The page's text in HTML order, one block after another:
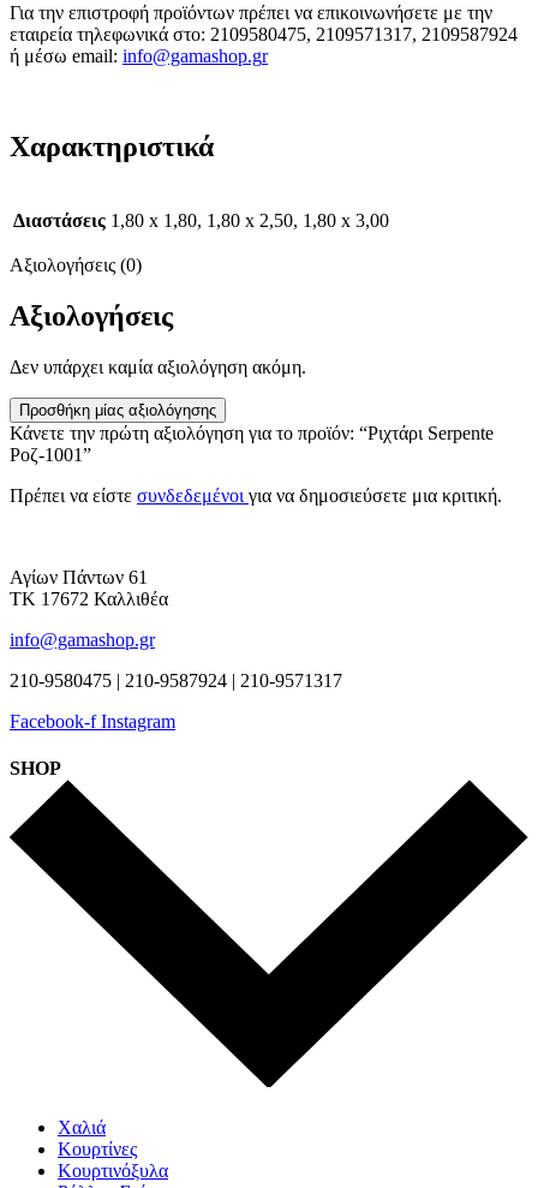
Για την επιστροφή προϊόντων πρέπει να επικοινωνήσετε με την
εταιρεία τηλεφωνικά στο: 2109580475, 2109571317, 2109587924
ή μέσω email: info@gamashop.gr
Χαρακτηριστικά
Διαστάσεις 1,80 x 1,80, 1,80 x 2,50, 1,80 x 3,00
Αξιολογήσεις (0)
Αξιολογήσεις
Δεν υπάρχει καμία αξιολόγηση ακόμη.
Προσθήκη μίας αξιολόγησης
Κάνετε την πρώτη αξιολόγηση για το προϊόν: “Ριχτάρι Serpente
Ροζ-1001”
Πρέπει να είστε συνδεδεμένοι για να δημοσιεύσετε μια κριτική.
Αγίων Πάντων 61
ΤΚ 17672 Καλλιθέα
info@gamashop.gr
210-9580475 | 210-9587924 | 210-9571317
Facebook-f Instagram
SHOP
Χαλιά
Κουρτίνες
Κουρτινόξυλα